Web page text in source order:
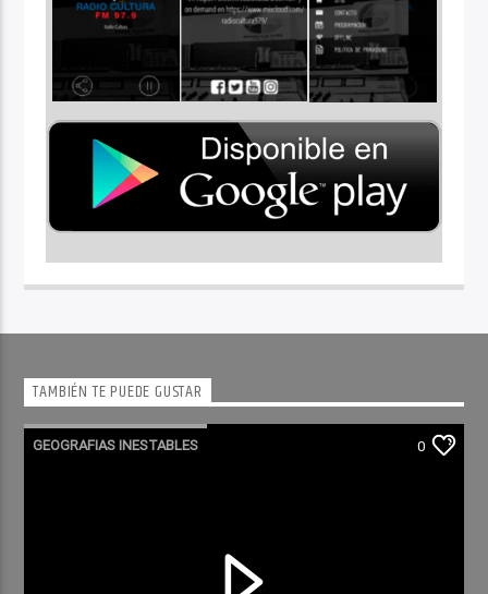
TAMBIÉN TE PUEDE GUSTAR
GEOGRAFIAS INESTABLES 0